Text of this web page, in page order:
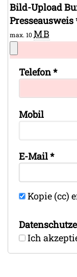
Bild-Upload
Presseausweis
max. 10 MB
Telefon*
Mobil
E-Mail*
Kopie (cc)
Ich